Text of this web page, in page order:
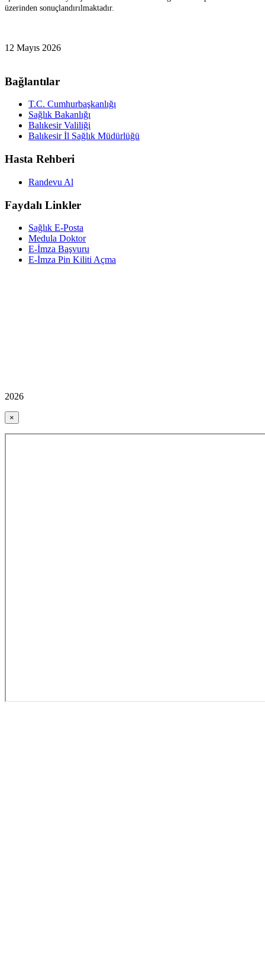
üzerinden sonuçlandırılmaktadır.
12 Mayıs 2026
Bağlantılar
T.C. Cumhurbaşkanlığı
Sağlık Bakanlığı
Balıkesir Valiliği
Balıkesir İl Sağlık Müdürlüğü
Hasta Rehberi
Randevu Al
Faydalı Linkler
Sağlık E-Posta
Medula Doktor
E-İmza Başvuru
E-İmza Pin Kiliti Açma
2026
×